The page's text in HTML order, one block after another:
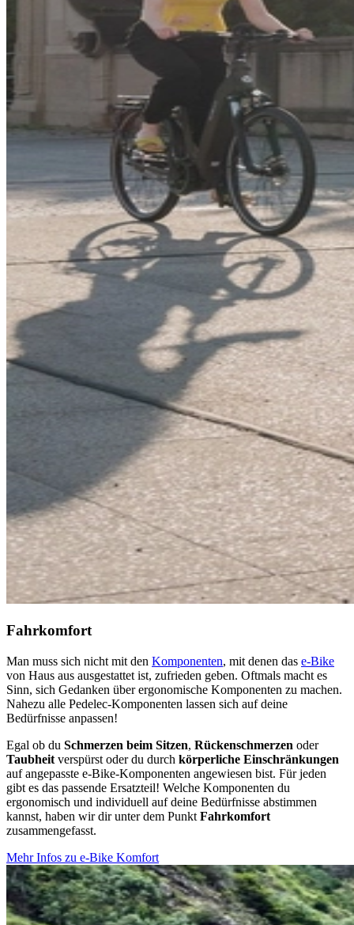
Fahrkomfort
Man muss sich nicht mit den Komponenten, mit denen das e-Bike
von Haus aus ausgestattet ist, zufrieden geben. Oftmals macht es
Sinn, sich Gedanken über ergonomische Komponenten zu machen.
Nahezu alle Pedelec-Komponenten lassen sich auf deine
Bedürfnisse anpassen!
Egal ob du Schmerzen beim Sitzen, Rückenschmerzen oder
Taubheit verspürst oder du durch körperliche Einschränkungen
auf angepasste e-Bike-Komponenten angewiesen bist. Für jeden
gibt es das passende Ersatzteil! Welche Komponenten du
ergonomisch und individuell auf deine Bedürfnisse abstimmen
kannst, haben wir dir unter dem Punkt Fahrkomfort
zusammengefasst.
Mehr Infos zu e-Bike Komfort